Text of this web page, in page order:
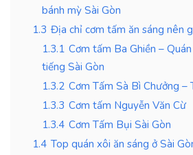
bánh mỳ Sài Gòn
1.3 Địa chỉ cơm tấm ăn sáng nên
1.3.1 Cơm tấm Ba Ghiền –
tiếng Sài Gòn
1.3.2 Cơm Tấm Sà Bì Chưởng –
1.3.3 Cơm tấm Nguyễn Văn Cừ
1.3.4 Cơm Tấm Bụi Sài Gòn
1.4 Top quán xôi ăn sáng ở Sài